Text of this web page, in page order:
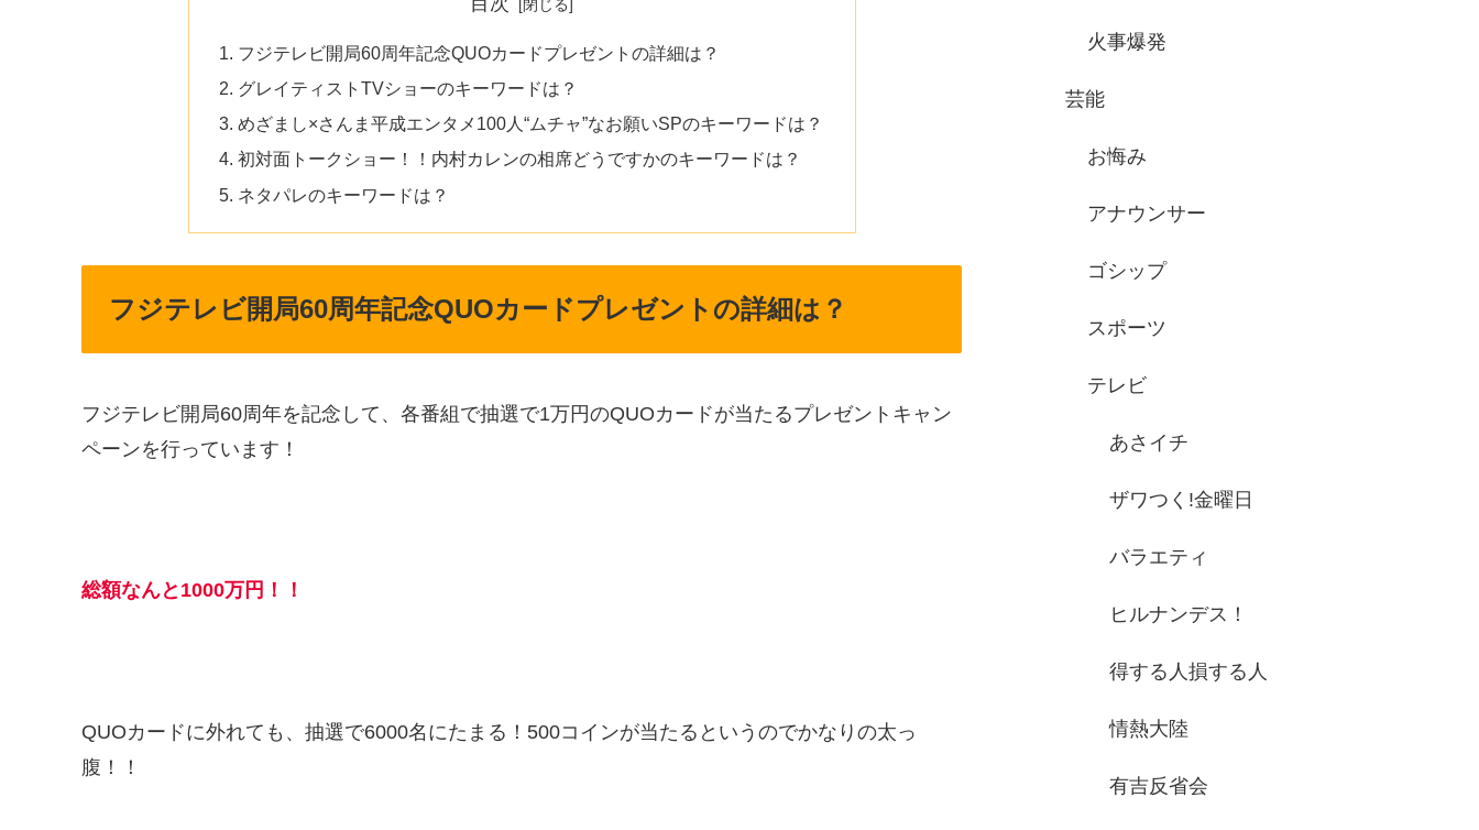
フジテレビ開局60周年記念QUOカードプレゼントの詳細は？
グレイティストTVショーのキーワードは？
めざまし×さんま平成エンタメ100人“ムチャ”なお願いSPのキーワードは？
初対面トークショー！！内村カレンの相席どうですかのキーワードは？
ネタパレのキーワードは？
フジテレビ開局60周年記念QUOカードプレゼントの詳細は？
フジテレビ開局60周年を記念して、各番組で抽選で1万円のQUOカードが当たるプレゼントキャン
ペーンを行っています！
総額なんと1000万円！！
QUOカードに外れても、抽選で6000名にたまる！500コインが当たるというのでかなりの太っ
腹！！
火事爆発
芸能
お悔み
アナウンサー
ゴシップ
スポーツ
テレビ
あさイチ
ザワつく!金曜日
バラエティ
ヒルナンデス！
得する人損する人
情熱大陸
有吉反省会